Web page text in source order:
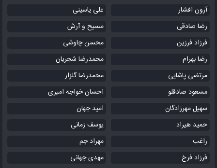
آرون افشار
علی یاسینی
رضا صادقی
مسیح و آرش
فرزاد فرزین
محسن چاوشی
رضا بهرام
محمدرضا شجریان
مرتضی پاشایی
محمدرضا گلزار
مسعود صادقلو
احسان خواجه امیری
سهیل مهرزادگان
امید جهان
حمید هیراد
یوسف زمانی
راغب
مهراد جم
فرزاد فرخ
مهدی جهانی